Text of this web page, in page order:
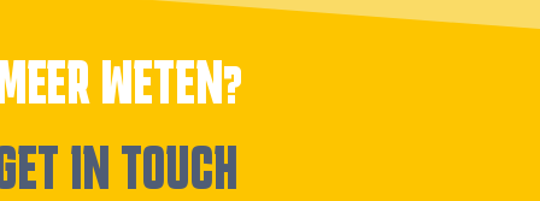
WETEN?
IN TOUCH